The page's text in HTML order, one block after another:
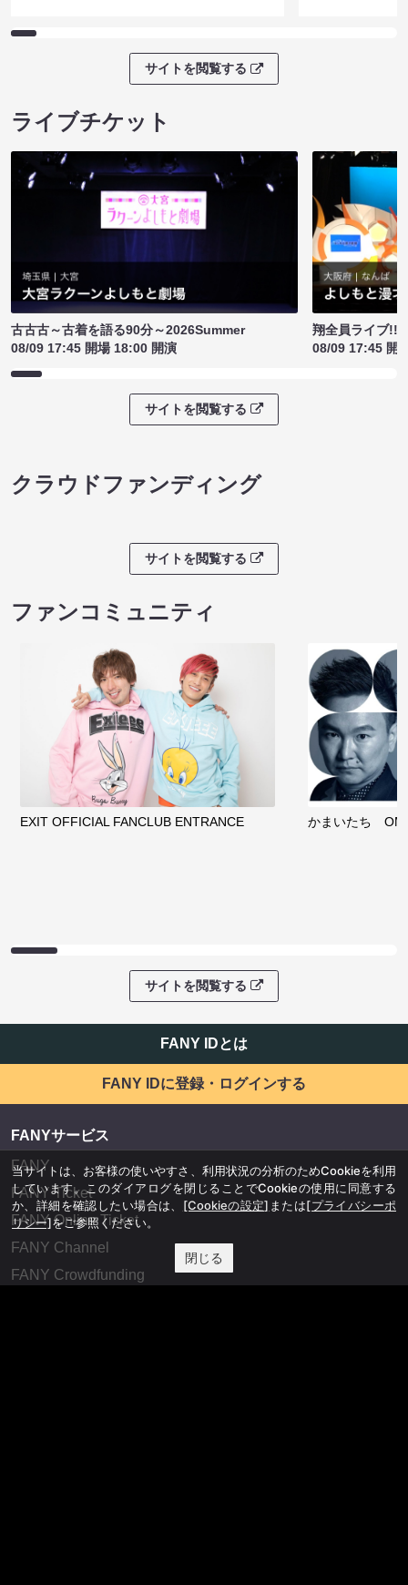
サイトを閲覧する
ライブチケット
古古古～古着を語る90分～2026Summer
08/09 17:45 開場 18:00 開演
翔全員ライブ!!!
08/09 17:45 開
サイトを閲覧する
クラウドファンディング
サイトを閲覧する
ファンコミュニティ
EXIT OFFICIAL FANCLUB ENTRANCE かまいたち
サイトを閲覧する
FANY IDとは
FANY IDに登録・ログインする
FANYサービス
FANY
FANY Ticket
FANY Online Ticket
FANY Channel
FANY Crowdfunding
当サイトは、お客様の使いやすさ、利用状況の分析のためCookieを利用
しています。このダイアログを閉じることでCookieの使用に同意する
か、詳細を確認したい場合は、 [Cookieの設定] または[プライバシーポ
リシー]をご参照ください。
閉じる